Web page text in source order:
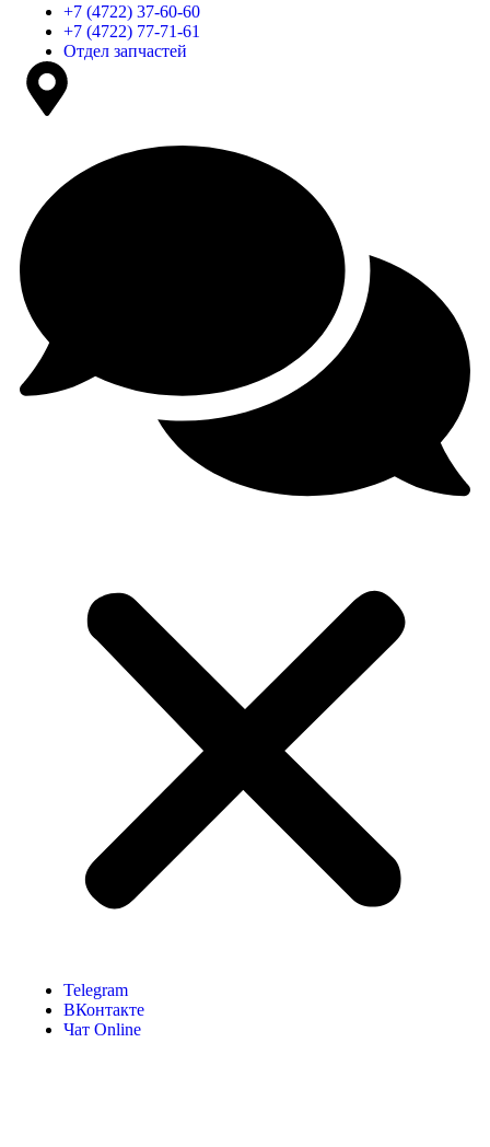
+7 (4722) 37-60-60
+7 (4722) 77-71-61
Отдел запчастей
Telegram
ВКонтакте
Чат Online